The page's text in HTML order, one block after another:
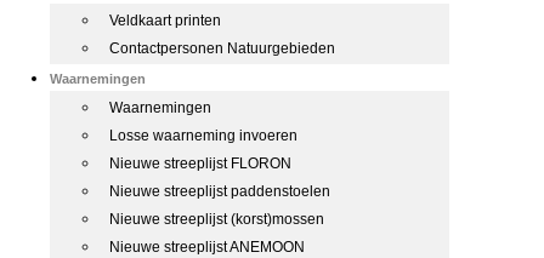
Veldkaart printen
Contactpersonen Natuurgebieden
Waarnemingen
Waarnemingen
Losse waarneming invoeren
Nieuwe streeplijst FLORON
Nieuwe streeplijst paddenstoelen
Nieuwe streeplijst (korst)mossen
Nieuwe streeplijst ANEMOON